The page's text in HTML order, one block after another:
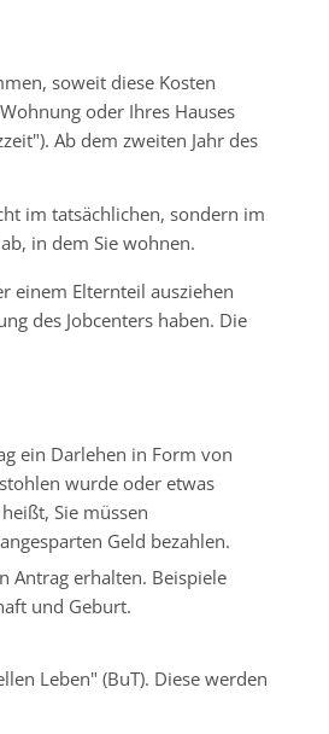
soweit diese Kosten
oder Ihres Hauses
Ab dem zweiten Jahr des
im tatsächlichen, sondern im
in dem Sie wohnen.
einem Elternteil ausziehen
des Jobcenters haben. Die
ein Darlehen in Form von
wurde oder etwas
Sie müssen
Geld bezahlen.
Antrag erhalten. Beispiele
und Geburt.
Leben" (BuT). Diese werden